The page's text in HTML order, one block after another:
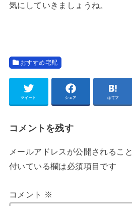
気にしていきましょうね。
おすすめ宅配
ツイート シェア はてブ
コメントを残す
メールアドレスが公開されるこ
付いている欄は必須項目です
コメント ※